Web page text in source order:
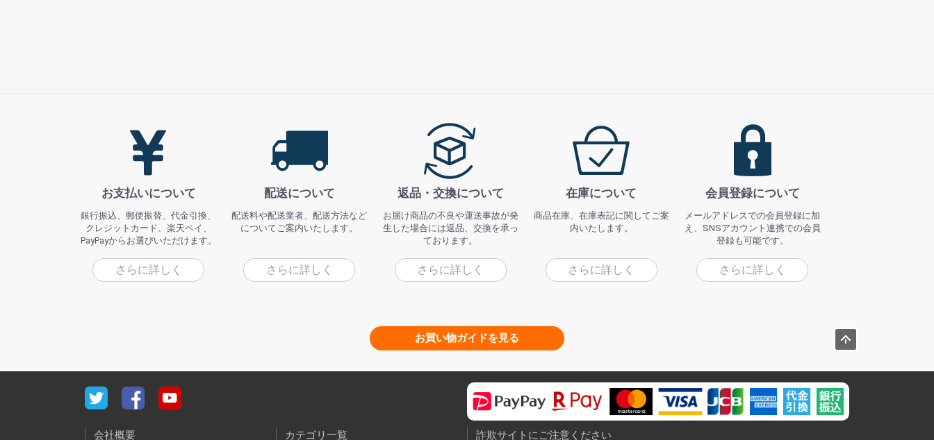
お支払いについて
銀行振込、郵便振替、代金引換、
クレジットカード、楽天ペイ、
PayPayからお選びいただけます。
さらに詳しく
配送について
配送料や配送業者、配送方法など
についてご案内いたします。
さらに詳しく
返品・交換について
お届け商品の不良や運送事故が発
生した場合には返品、交換を承っ
ております。
さらに詳しく
在庫について
商品在庫、在庫表記に関してご案
内いたします。
さらに詳しく
会員登録について
メールアドレスでの会員登録に加
え、SNSアカウント連携での会員
登録も可能です。
さらに詳しく
お買い物ガイドを見る
会社概要 カテゴリ一覧 詐欺サイトにご注意ください